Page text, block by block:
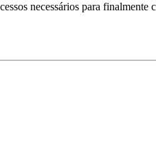
necessários para